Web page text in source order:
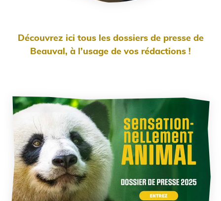
Découvrez ici tous les dossiers de presse de
Beauval, à l’usage de vos rédactions !